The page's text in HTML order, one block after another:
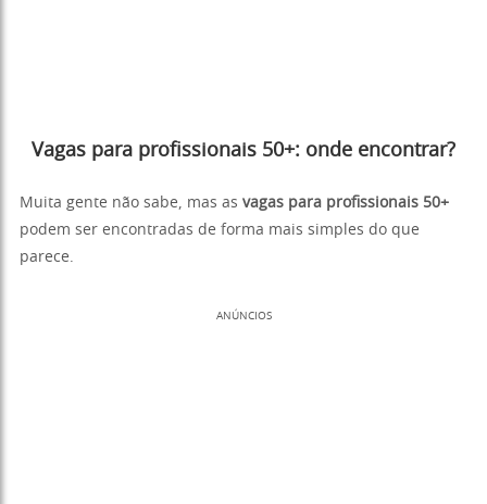
Vagas para profissionais 50+: onde encontrar?
Muita gente não sabe, mas as vagas para profissionais 50+
podem ser encontradas de forma mais simples do que
parece.
ANÚNCIOS